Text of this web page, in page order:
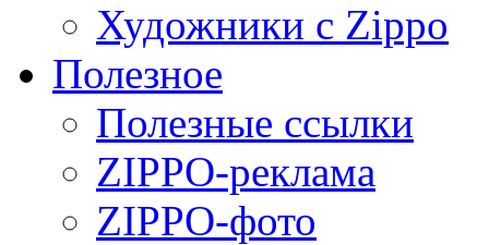
Художники с Zippo
Полезное
Полезные ссылки
ZIPPO-реклама
ZIPPO-фото